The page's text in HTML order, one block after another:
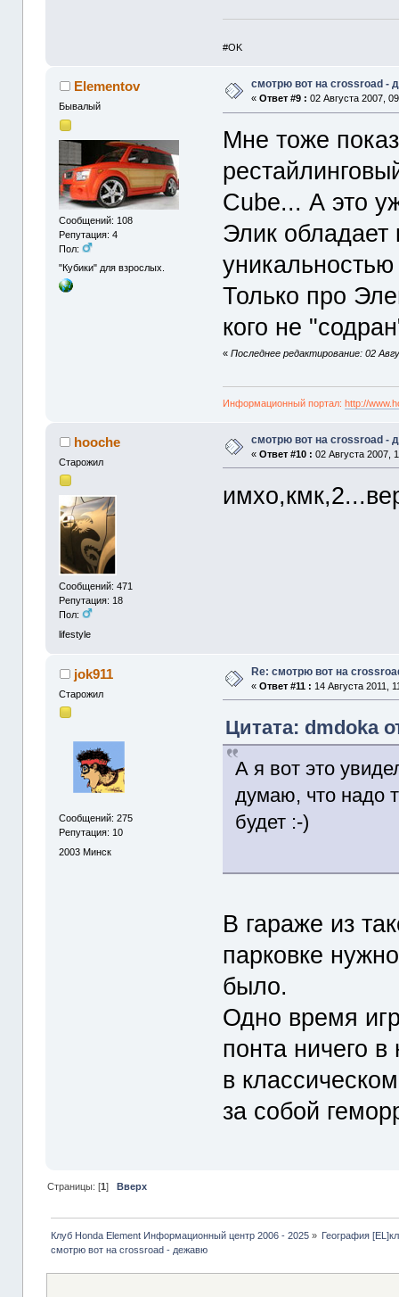
#OK
Elementov
Бывалый
Сообщений: 108
Репутация: 4
Пол:
"Кубики" для взрослых.
смотрю вот на crossroad -
«Ответ #9 : 02 Августа 2007,
Мне тоже
Cube... А это
Элик обладает
Только про
кого не
«Последнее редактирование: 02
Информационный портал:http://
hooche
Старожил
Сообщений: 471
Репутация: 18
Пол:
lifestyle
смотрю вот на crossroad -
«Ответ #10 : 02 Августа 2007,
jok911
Старожил
Сообщений: 275
Репутация: 10
2003 Минск
Re: смотрю вот на
«Ответ #11 : 14 Августа 2011,
Цитата: dmdoka
А я вот это
думаю, что надо
будет :-)
В гараже из
парковке
было.
Одно время
понта ничего
в
за собой
Страницы: [1] Вверх
Клуб Honda Element Информационный центр 2006 - 2025» География
смотрю вот на crossroad - дежавю